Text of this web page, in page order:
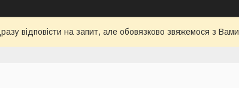
відповісти на запит, але обовязково звяжемося з